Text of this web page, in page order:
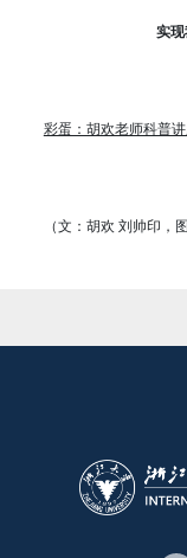
实
彩蛋：胡欢老师科普
（文：胡欢 刘帅印，